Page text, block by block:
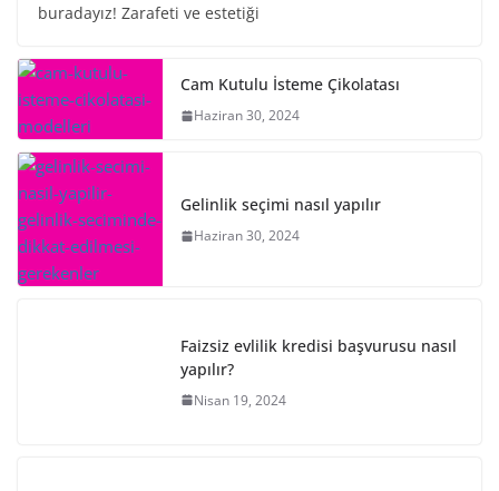
buradayız! Zarafeti ve estetiği
Cam Kutulu İsteme Çikolatası
Haziran 30, 2024
Gelinlik seçimi nasıl yapılır
Haziran 30, 2024
Faizsiz evlilik kredisi başvurusu nasıl
yapılır?
Nisan 19, 2024